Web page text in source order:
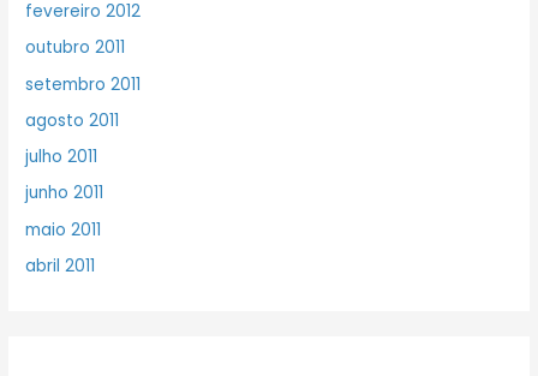
fevereiro 2012
outubro 2011
setembro 2011
agosto 2011
julho 2011
junho 2011
maio 2011
abril 2011